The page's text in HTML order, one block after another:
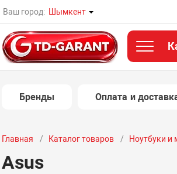
Ваш город: Шымкент
Бренды Оплата и
Главная Каталог товаров Ноутбуки и
Asus